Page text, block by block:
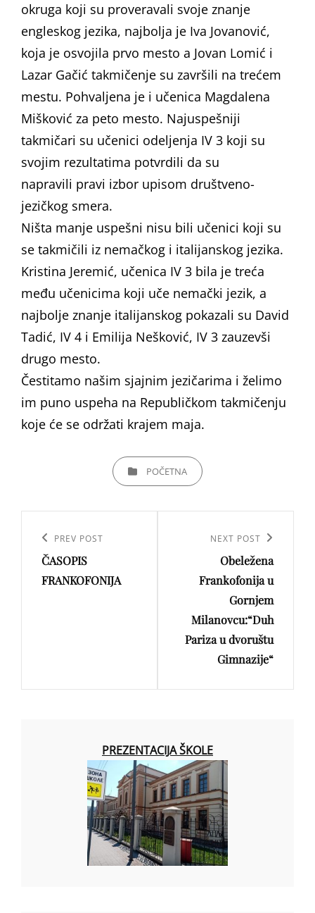
okruga koji su proveravali svoje znanje
engleskog jezika, najbolja je Iva Jovanović,
koja je osvojila prvo mesto a Jovan Lomić i
Lazar Gačić takmičenje su završili na trećem
mestu. Pohvaljena je i učenica Magdalena
Mišković za peto mesto. Najuspešniji
takmičari su učenici odeljenja IV 3 koji su
svojim rezultatima potvrdili da su
napravili pravi izbor upisom društveno-
jezičkog smera.
Ništa manje uspešni nisu bili učenici koji su
se takmičili iz nemačkog i italijanskog jezika.
Kristina Jeremić, učenica IV 3 bila je treća
među učenicima koji uče nemački jezik, a
najbolje znanje italijanskog pokazali su David
Tadić, IV 4 i Emilija Nešković, IV 3 zauzevši
drugo mesto.
Čestitamo našim sjajnim jezičarima i želimo
im puno uspeha na Republičkom takmičenju
koje će se održati krajem maja.
CATEGORIESPOČETNA
чланка
Previous
Post
PREV POST
ČASOPIS
FRANKOFONIJA
NEXT POST
Obeležena
Frankofonija u
Gornjem
Milanovcu:“Duh
Pariza u dvoruštu
Gimnazije“
PREZENTACIJA ŠKOLE